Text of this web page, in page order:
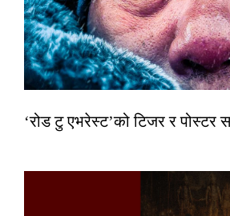
‘रोड टु एभरेस्ट’को टिजर र पोस्टर